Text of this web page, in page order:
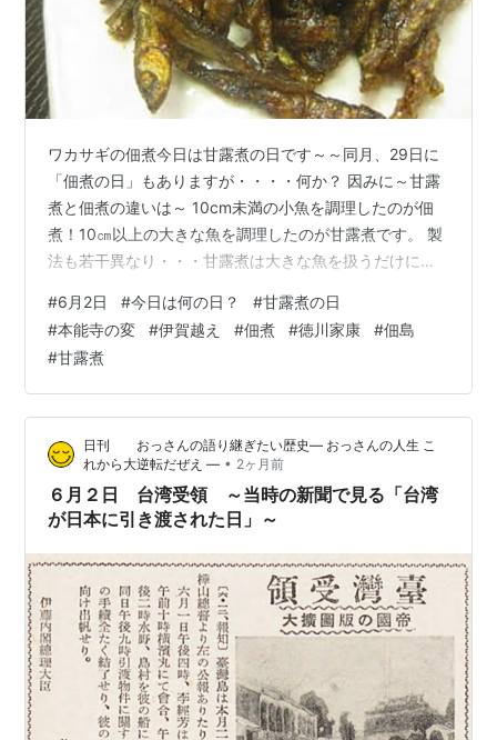
ワカサギの佃煮今日は甘露煮の日です～～同月、29日に
「佃煮の日」もありますが・・・・何か？ 因みに～甘露
煮と佃煮の違いは～ 10cm未満の小魚を調理したのが佃
煮！10㎝以上の大きな魚を調理したのが甘露煮です。 製
法も若干異なり・・・甘露煮は大きな魚を扱うだけに～
甘露煮 佃煮と甘露煮って～～ほぼほぼ同じチックな～～
何故？6月2日かと言うと～～～6(ろ)2(に)と甘露煮の
「ろに」の語呂合わせから～～～（かん）はどこ行った
や～～～～ ⇩応援ありがとうござま～す！ にほんブログ
村 日本全国ランキング しかし～もう一つ！6月2日に本能
寺の変があったか…
#6月2日 #今日は何の日？ #甘露煮の日
#本能寺の変 #伊賀越え #佃煮 #徳川家康 #佃島
#甘露煮
日刊 おっさんの語り継ぎたい歴史― おっさんの人生 こ
れから大逆転だぜえ ― • 2ヶ月前
６月２日 台湾受領 ～当時の新聞で見る「台湾
が日本に引き渡された日」～